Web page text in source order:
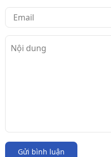
Gửi bình luận